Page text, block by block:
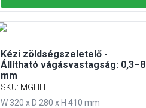
Kézi zöldségszeletelő -
Állítható vágásvastagság: 0,3–8
mm
SKU: MGHH
W 320 x D 280 x H 410 mm